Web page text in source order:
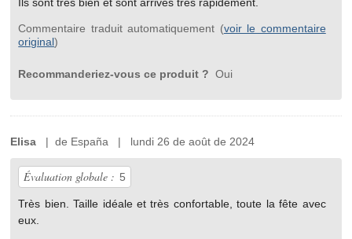
Commentaire traduit automatiquement (voir le commentaire
original)
Recommanderiez-vous ce produit ? Oui
Elisa | de España | lundi 26 de août de 2024
Évaluation globale : 5
Très bien. Taille idéale et très confortable, toute la fête avec
eux.